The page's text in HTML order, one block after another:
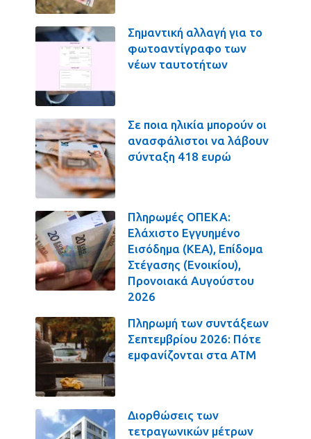
Σημαντική αλλαγή για το
φωτοαντίγραφο των
νέων ταυτοτήτων
Σε ποια ηλικία μπορούν οι
ανασφάλιστοι να λάβουν
σύνταξη 418 ευρώ
Πληρωμές ΟΠΕΚΑ:
Ελάχιστο Εγγυημένο
Εισόδημα (ΚΕΑ), Επίδομα
Στέγασης (Ενοικίου),
Προνοιακά Αυγούστου
2026
Πληρωμή των συντάξεων
Σεπτεμβρίου 2026: Πότε
εμφανίζονται στα ΑΤΜ
Διορθώσεις των
τετραγωνικών μέτρων